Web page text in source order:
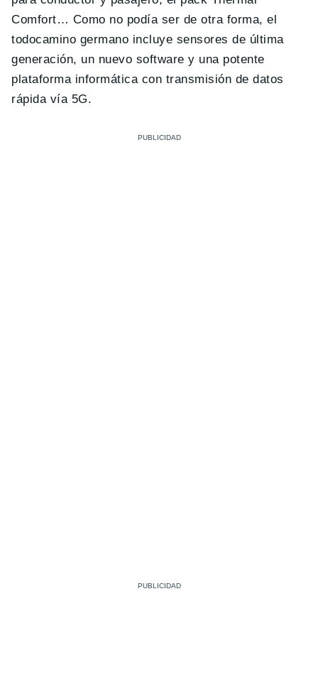
Comfort… Como no podía ser de otra forma, el
todocamino germano incluye sensores de última
generación, un nuevo software y una potente
plataforma informática con transmisión de datos
rápida vía 5G.